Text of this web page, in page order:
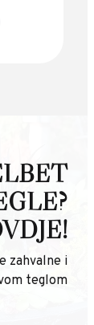
zahvalne i
teglom